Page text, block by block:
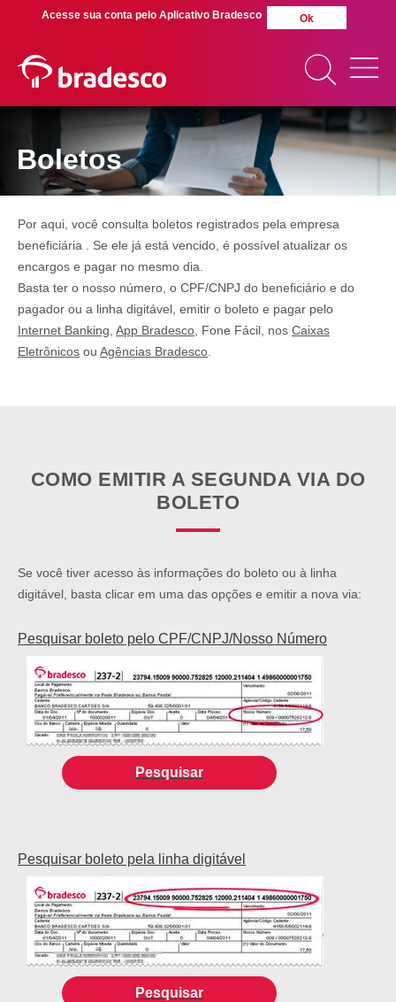
MAIS BUSCADOS
SUAS BUSCAS
renda
Explica
Dívidas
Boletos
Por aqui, você consulta boletos registrados pela empresa
beneficiária . Se ele já está vencido, é possível atualizar os
encargos e pagar no mesmo dia.
Basta ter o nosso número, o CPF/CNPJ do beneficiário e do
pagador ou a linha digitável, emitir o boleto e pagar pelo
Internet Banking, App Bradesco, Fone Fácil, nos Caixas
Eletrônicos ou Agências Bradesco.
COMO EMITIR A SEGUNDA VIA DO
BOLETO
Se você tiver acesso às informações do boleto ou à linha
digitável, basta clicar em uma das opções e emitir a nova via:
Pesquisar boleto pelo CPF/CNPJ/Nosso Número
Pesquisar
Pesquisar boleto pela linha digitável
Pesquisar
Acesse sua conta pelo Aplicativo Bradesco Ok